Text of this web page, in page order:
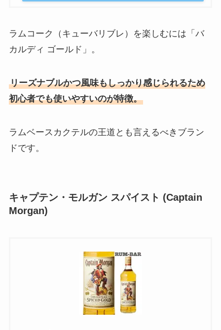
ラムコーク（キューバリブレ）を楽しむには「バ
カルディ ゴールド」。
リーズナブルかつ風味もしっかり感じられるため
初心者でも使いやすいのが特徴。
ラムベースカクテルの王道とも言えるべきブラン
ドです。
キャプテン・モルガン スパイスト (Captain
Morgan)